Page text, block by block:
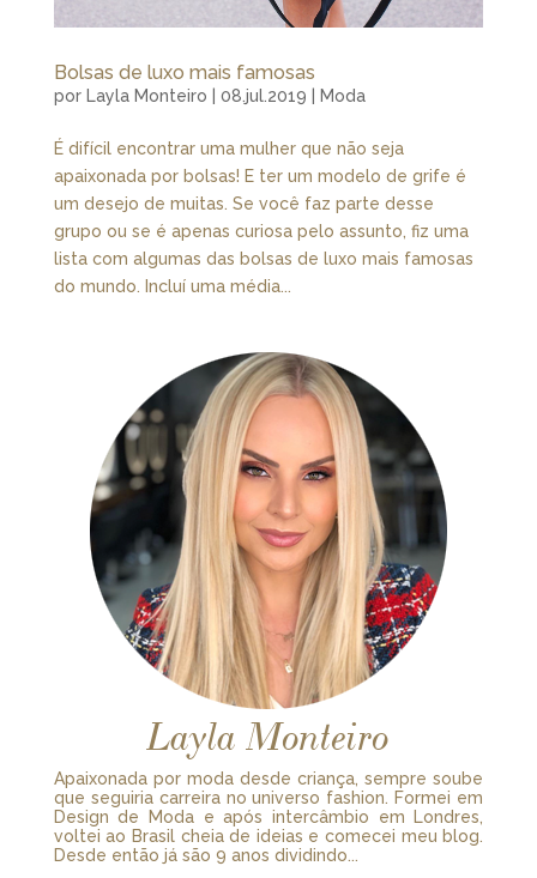
Bolsas de luxo mais famosas
por Layla Monteiro 08.jul.2019 Moda
É difícil encontrar uma mulher que não seja
apaixonada por bolsas! E ter um modelo de grife é
um desejo de muitas. Se você faz parte desse
grupo ou se é apenas curiosa pelo assunto, fiz uma
lista com algumas das bolsas de luxo mais famosas
do mundo. Incluí uma média...
Layla Monteiro
Apaixonada por moda desde criança, sempre soube
que seguiria carreira no universo fashion. Formei em
Design de Moda e após intercâmbio em Londres,
voltei ao Brasil cheia de ideias e comecei meu blog.
Desde então já são 9 anos dividindo...